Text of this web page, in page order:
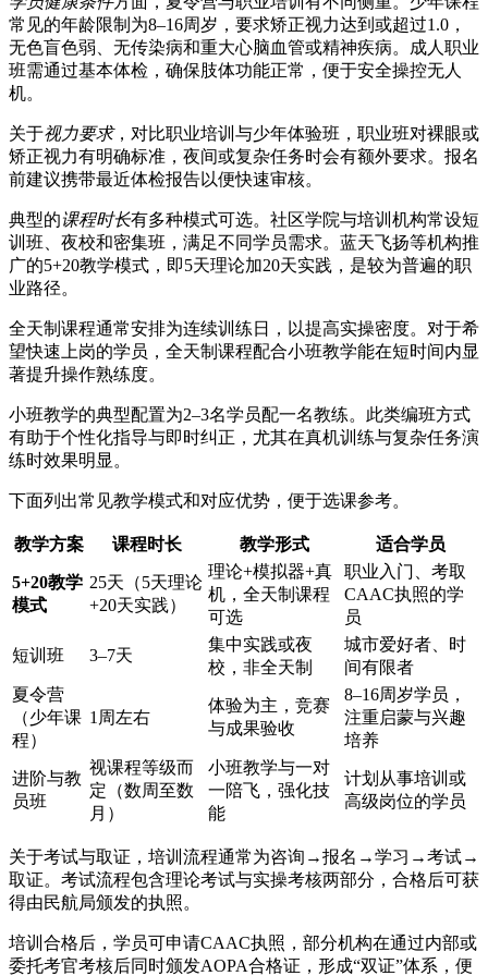
常见的年龄限制为8–16周岁，要求矫正视力达到或超过1.0，
无色盲色弱、无传染病和重大心脑血管或精神疾病。成人职业
班需通过基本体检，确保肢体功能正常，便于安全操控无人
机。
关于视力要求，对比职业培训与少年体验班，职业班对裸眼或
矫正视力有明确标准，夜间或复杂任务时会有额外要求。报名
前建议携带最近体检报告以便快速审核。
典型的课程时长有多种模式可选。社区学院与培训机构常设短
训班、夜校和密集班，满足不同学员需求。蓝天飞扬等机构推
广的5+20教学模式，即5天理论加20天实践，是较为普遍的职
业路径。
全天制课程通常安排为连续训练日，以提高实操密度。对于希
望快速上岗的学员，全天制课程配合小班教学能在短时间内显
著提升操作熟练度。
小班教学的典型配置为2–3名学员配一名教练。此类编班方式
有助于个性化指导与即时纠正，尤其在真机训练与复杂任务演
练时效果明显。
下面列出常见教学模式和对应优势，便于选课参考。
教学方案 课程时长 教学形式 适合学员
5+20教学
模式
25天（5天理论
+20天实践）
理论+模拟器+真
机，全天制课程
可选
职业入门、考取
CAAC执照的学
员
短训班 3–7天
集中实践或夜
校，非全天制
城市爱好者、时
间有限者
夏令营
（少年课
程）
1周左右
体验为主，竞赛
与成果验收
8–16周岁学员，
注重启蒙与兴趣
培养
进阶与教
员班
视课程等级而
定（数周至数
月）
小班教学与一对
一陪飞，强化技
能
计划从事培训或
高级岗位的学员
关于考试与取证，培训流程通常为咨询→报名→学习→考试→
取证。考试流程包含理论考试与实操考核两部分，合格后可获
得由民航局颁发的执照。
培训合格后，学员可申请CAAC执照，部分机构在通过内部或
委托考官考核后同时颁发AOPA合格证，形成“双证”体系，便